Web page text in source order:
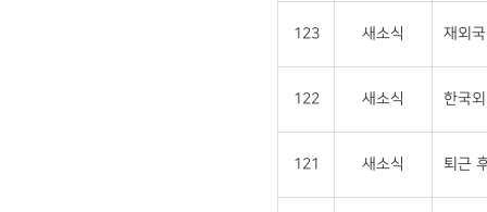
123 새소식 재외
122 새소식 한국
121 새소식 퇴근